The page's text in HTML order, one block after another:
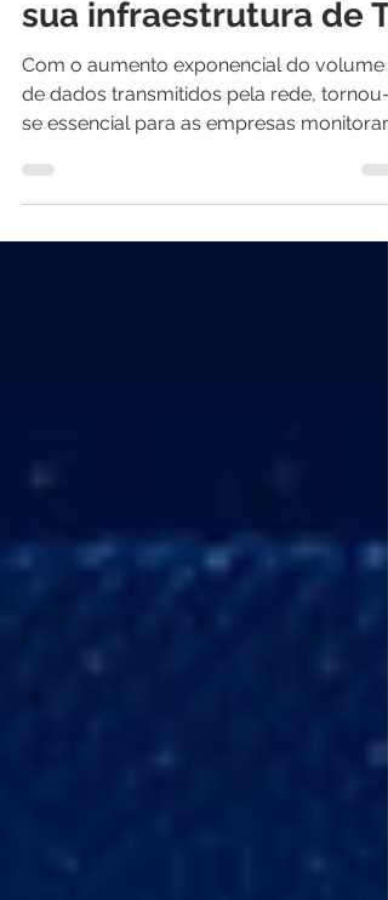
Analysis: Otimizando
sua infraestrutura de TI
Com o aumento exponencial do volume
se essencial para as empresas monitorar
analisar o tráfego...